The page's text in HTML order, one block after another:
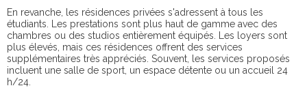
En revanche, les résidences privées s'adressent à tous les
étudiants. Les prestations sont plus haut de gamme avec des
chambres ou des studios entièrement équipés. Les loyers sont
plus élevés, mais ces résidences offrent des services
supplémentaires très appréciés. Souvent, les services proposés
incluent une salle de sport, un espace détente ou un accueil 24
h/24.